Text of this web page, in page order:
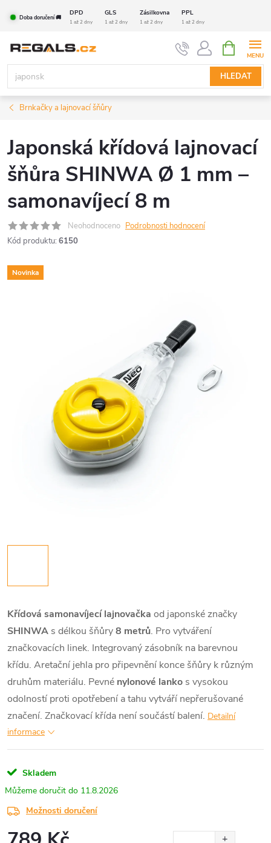
Doba doručení 🚚
DPD GLS Zásilkovna PPL
1 až 2 dny 1 až 2 dny 1 až 2 dny 1 až 2 dny
HLEDAT
NÁKUPNÍ
KOŠÍK
Brnkačky a lajnovací šňůry
Japonská křídová lajnovací
šňůra SHINWA Ø 1 mm –
samonavíjecí 8 m
Neohodnoceno Podrobnosti hodnocení
Kód produktu: 6150
Novinka
Křídová samonavíjecí lajnovačka od japonské značky
SHINWA s délkou šňůry8 metrů. Pro vytváření
značkovacích linek. Integrovaný zásobník na barevnou
křídu. Aretační jehla pro připevnění konce šňůry k různým
druhům materiálu. Pevné nylonové lanko s vysokou
odolností proti opotřebení a tahu vytváří nepřerušované
značení. Značkovací křída není součástí balení. Detailní
informace
Skladem
11.8.2026
Možnosti doručení